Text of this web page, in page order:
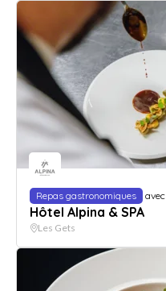
Repas gastronomiques avec
Hôtel Alpina & SPA
Les Gets